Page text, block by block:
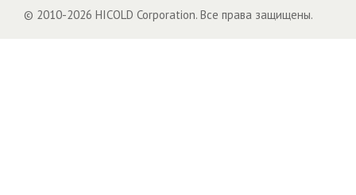
© 2010-2026 HICOLD Corporation. Все права защищены.